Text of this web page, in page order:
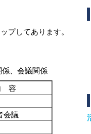
プしてあります。
、会議関係
容
会議